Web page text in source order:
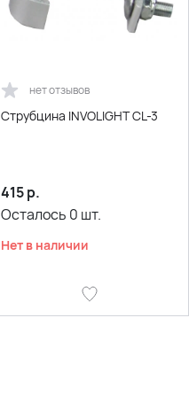
нет отзывов
Струбцина INVOLIGHT CL-3
415р.
Осталось 0 шт.
Нет в наличии